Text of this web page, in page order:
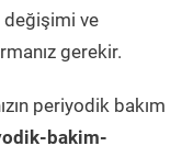
değişimi ve
gerekir.
periyodik bakım
bakim-